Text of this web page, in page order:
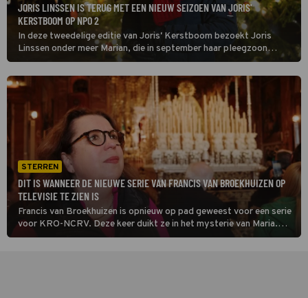
JORIS LINSSEN IS TERUG MET EEN NIEUW SEIZOEN VAN JORIS'
KERSTBOOM OP NPO 2
In deze tweedelige editie van Joris' Kerstboom bezoekt Joris
Linssen onder meer Marian, die in september haar pleegzoon
Jerryson verloor. Hij werd getroffen door een politiekogel. Ze
heeft verdriet, maar is ook steun en toeverlaat in de buurt.
STERREN
DIT IS WANNEER DE NIEUWE SERIE VAN FRANCIS VAN BROEKHUIZEN OP
TELEVISIE TE ZIEN IS
Francis van Broekhuizen is opnieuw op pad geweest voor een serie
voor KRO-NCRV. Deze keer duikt ze in het mysterie van Maria.
Inmiddels is duidelijk wanneer haar nieuwe serie op televisie